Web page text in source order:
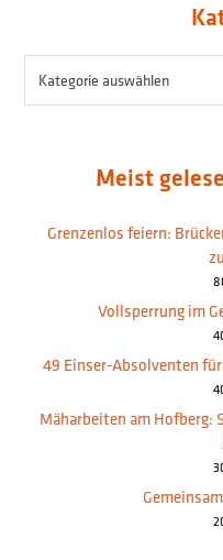
Meist
Grenzenlos feiern:
Vollsperrung im
49 Einser-Absolventen
Mäharbeiten am Hofberg: